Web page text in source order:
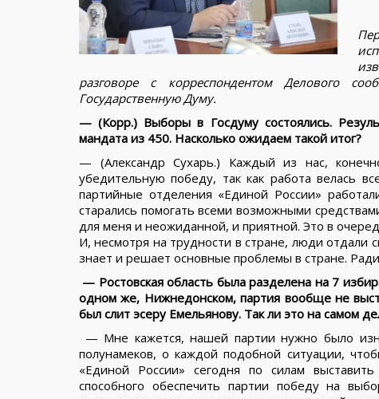
разговоре с корреспондентом Делового
Государственную Думу.
— (Корр.) Выборы в Госдуму состоялись.
мандата из 450. Насколько ожидаем такой итог?
— (Александр Сухарь.) Каждый из нас,
убедительную победу, так как работа велась
партийные отделения «Единой России»
старались помогать всеми возможными
для меня и неожиданной, и приятной. Это в
И, несмотря на трудности в стране, люди отдали
знает и решает основные проблемы в стране.
— Ростовская область была разделена на 7
одном же, Нижнедонском, партия вообще не
был слит эсеру Емельянову. Так ли это на самом
— Мне кажется, нашей партии нужно было
полунамеков, о каждой подобной ситуации,
«Единой России» сегодня по силам
способного обеспечить партии победу на